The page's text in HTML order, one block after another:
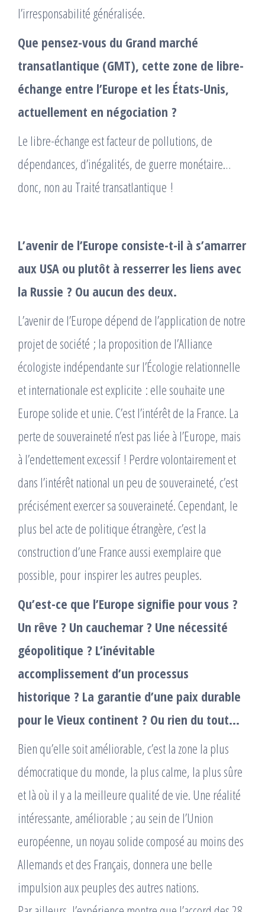
l’irresponsabilité généralisée.
Que pensez-vous du Grand marché
transatlantique (GMT), cette zone de libre-
échange entre l’Europe et les États-Unis,
actuellement en négociation ?
Le libre-échange est facteur de pollutions, de
dépendances, d’inégalités, de guerre monétaire…
donc, non au Traité transatlantique !
L’avenir de l’Europe consiste-t-il à s’amarrer
aux USA ou plutôt à resserrer les liens avec
la Russie ? Ou aucun des deux.
L’avenir de l’Europe dépend de l’application de notre
projet de société ; la proposition de l’Alliance
écologiste indépendante sur l’Écologie relationnelle
et internationale est explicite : elle souhaite une
Europe solide et unie. C’est l’intérêt de la France. La
perte de souveraineté n’est pas liée à l’Europe, mais
à l’endettement excessif ! Perdre volontairement et
dans l’intérêt national un peu de souveraineté, c’est
précisément exercer sa souveraineté. Cependant, le
plus bel acte de politique étrangère, c’est la
construction d’une France aussi exemplaire que
possible, pour inspirer les autres peuples.
Qu’est-ce que l’Europe signifie pour vous ?
Un rêve ? Un cauchemar ? Une nécessité
géopolitique ? L’inévitable
accomplissement d’un processus
historique ? La garantie d’une paix durable
pour le Vieux continent ? Ou rien du tout…
Bien qu’elle soit améliorable, c’est la zone la plus
démocratique du monde, la plus calme, la plus sûre
et là où il y a la meilleure qualité de vie. Une réalité
intéressante, améliorable ; au sein de l’Union
européenne, un noyau solide composé au moins des
Allemands et des Français, donnera une belle
impulsion aux peuples des autres nations.